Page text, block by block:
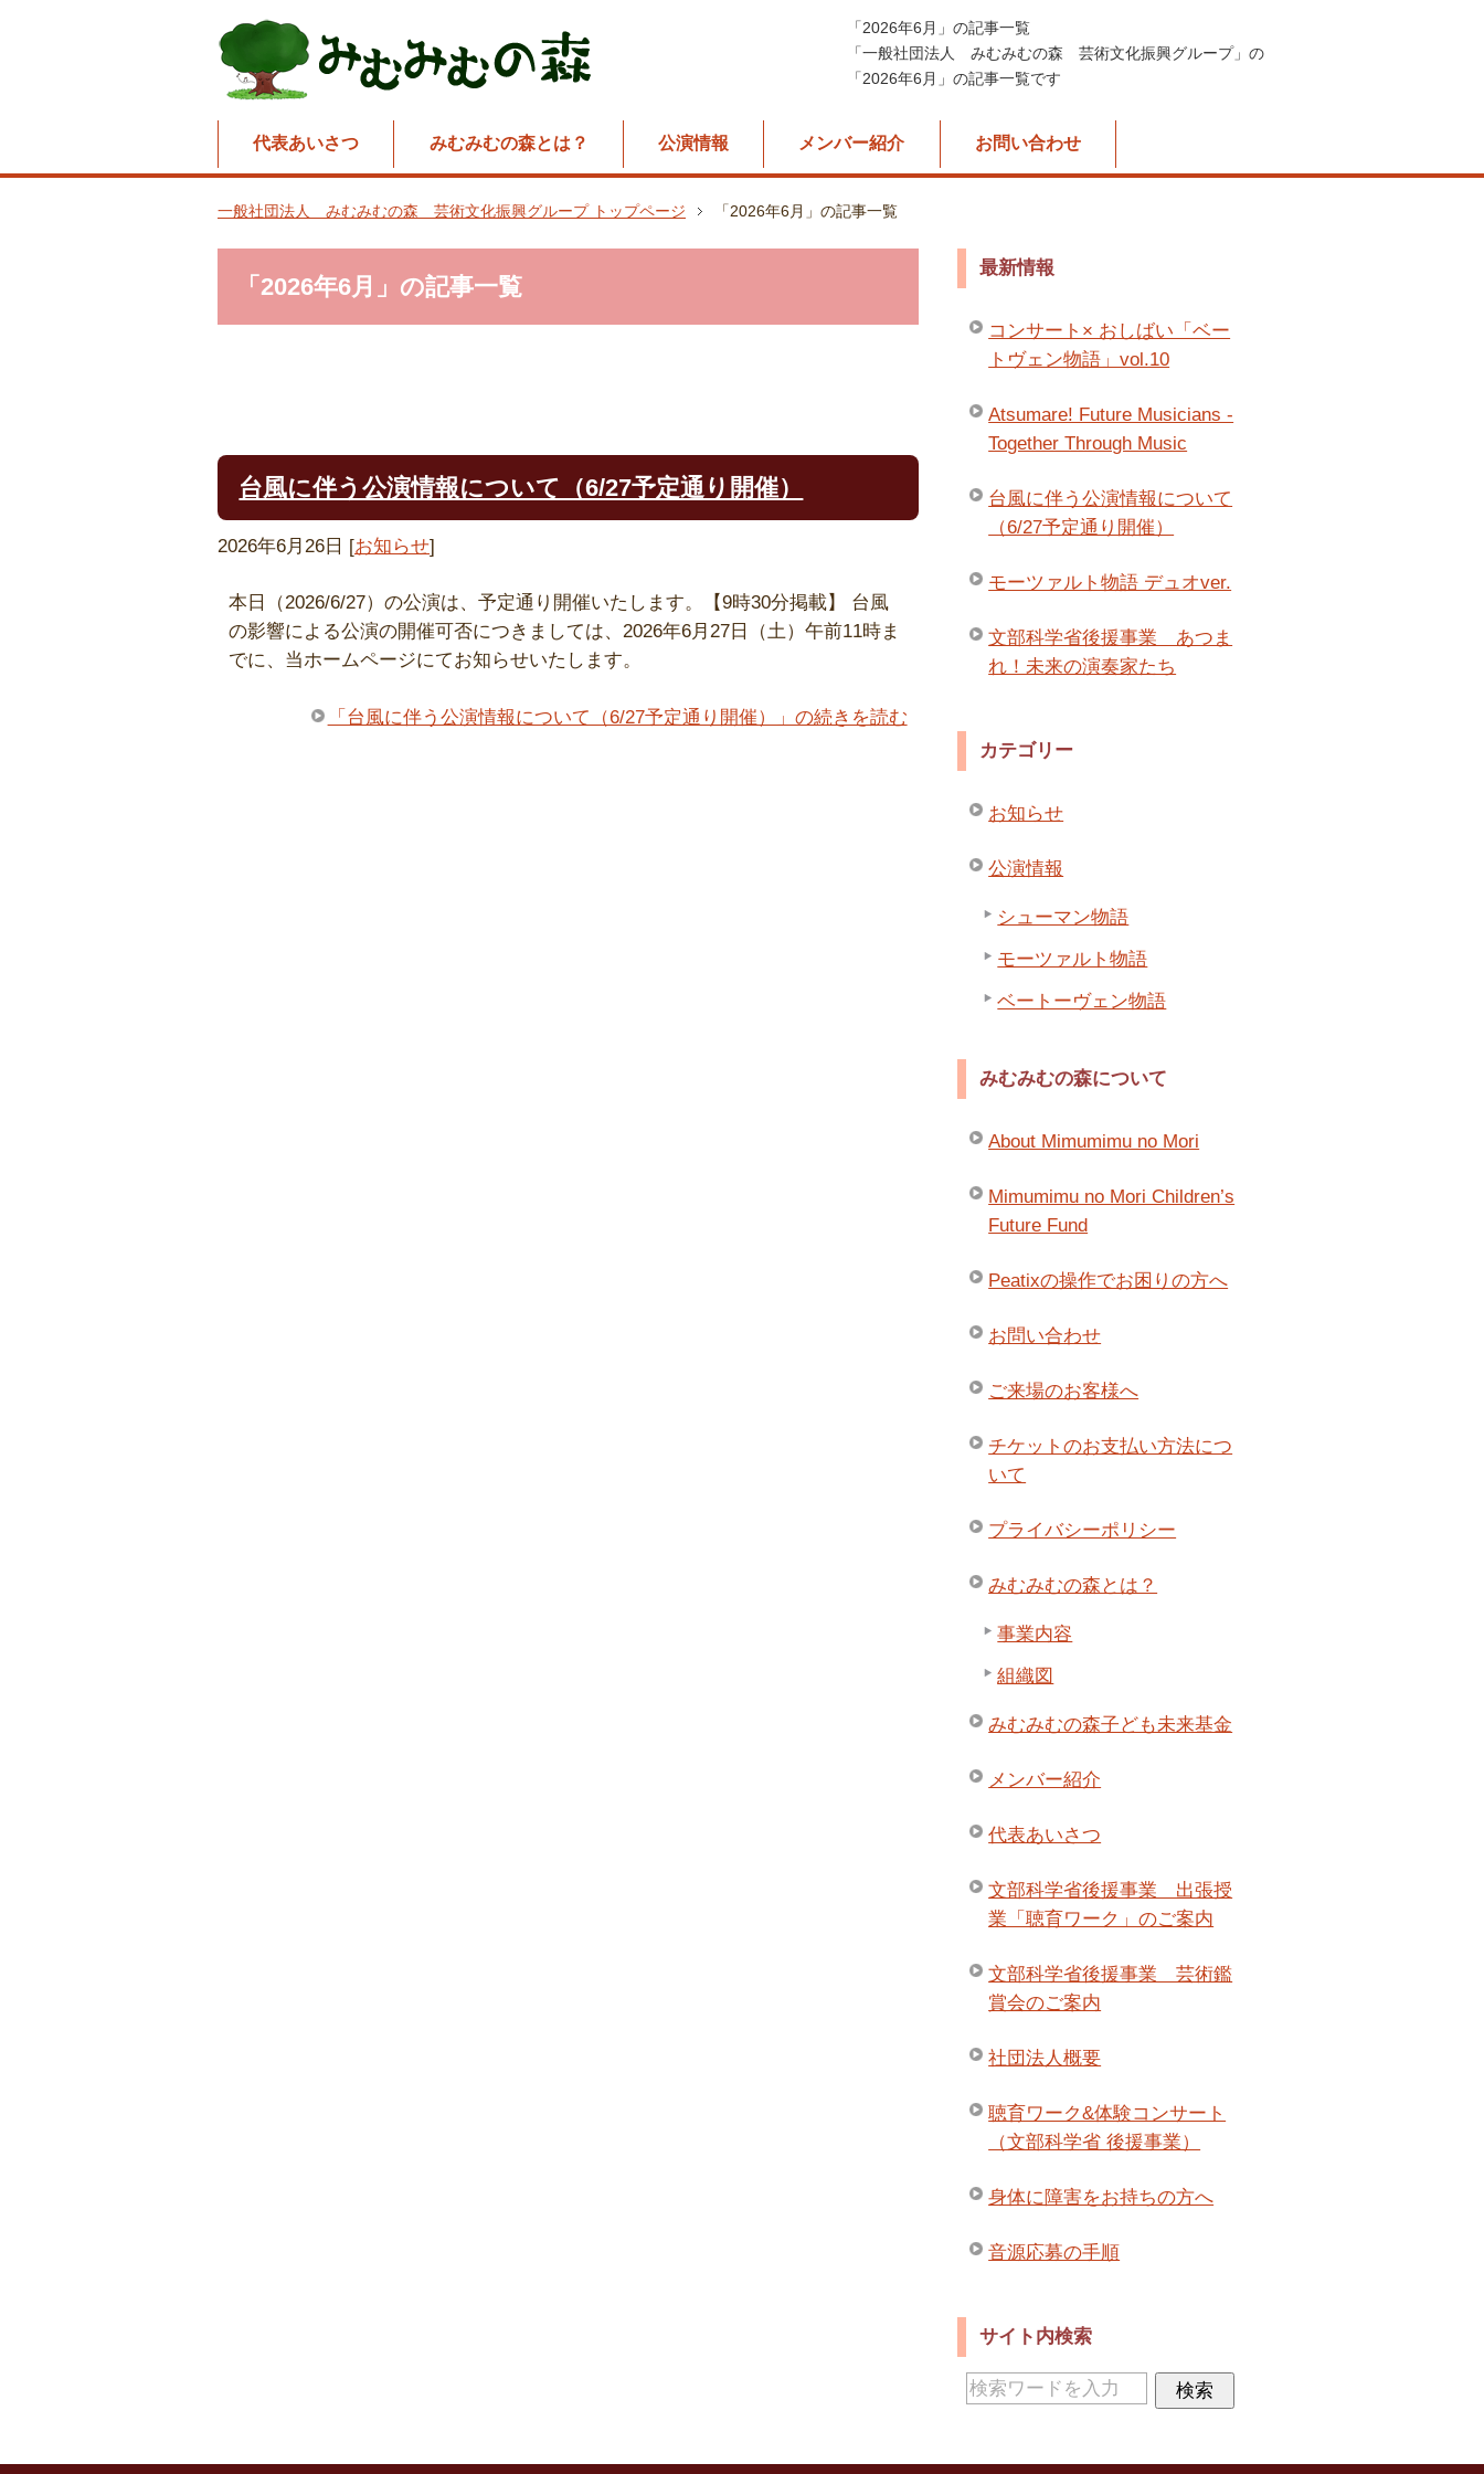
「2026年6月」の記事一覧
「一般社団法人 みむみむの森 芸術文化振興グループ」の
「2026年6月」の記事一覧です
代表あいさつ みむみむの森とは？ 公演情報 メンバー紹介 お問い合わせ
一般社団法人 みむみむの森 芸術文化振興グループ トップページ 「2026年6月」の記事一覧
「2026年6月」の記事一覧
台風に伴う公演情報について（6/27予定通り開催）
2026年6月26日 [お知らせ]
本日（2026/6/27）の公演は、予定通り開催いたします。【9時30分掲載】 台風
の影響による公演の開催可否につきましては、2026年6月27日（土）午前11時ま
でに、当ホームページにてお知らせいたします。
「台風に伴う公演情報について（6/27予定通り開催）」の続きを読む
最新情報
コンサート× おしばい「ベー
トヴェン物語」vol.10
Atsumare! Future Musicians -
Together Through Music
台風に伴う公演情報について
（6/27予定通り開催）
モーツァルト物語 デュオver.
文部科学省後援事業 あつま
れ！未来の演奏家たち
カテゴリー
お知らせ
公演情報
シューマン物語
モーツァルト物語
ベートーヴェン物語
みむみむの森について
About Mimumimu no Mori
Mimumimu no Mori Children’s
Future Fund
Peatixの操作でお困りの方へ
お問い合わせ
ご来場のお客様へ
チケットのお支払い方法につ
いて
プライバシーポリシー
みむみむの森とは？
事業内容
組織図
みむみむの森子ども未来基金
メンバー紹介
代表あいさつ
文部科学省後援事業 出張授
業「聴育ワーク」のご案内
文部科学省後援事業 芸術鑑
賞会のご案内
社団法人概要
聴育ワーク&体験コンサート
（文部科学省 後援事業）
身体に障害をお持ちの方へ
音源応募の手順
サイト内検索